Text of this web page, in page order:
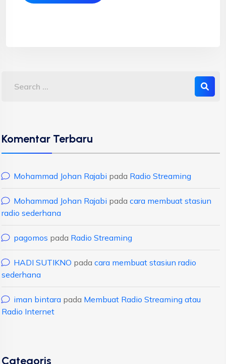
Komentar Terbaru
Mohammad Johan Rajabi pada Radio Streaming
Mohammad Johan Rajabi pada cara membuat stasiun
radio sederhana
pagomos pada Radio Streaming
HADI SUTIKNO pada cara membuat stasiun radio
sederhana
iman bintara pada Membuat Radio Streaming atau
Radio Internet
Categoris